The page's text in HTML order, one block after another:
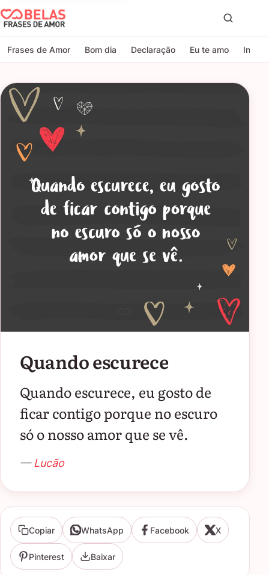
Belas Frases de Amor
Frases de Amor Bom dia Declaração Eu te amo
Quando escurece
Quando escurece, eu gosto de
ficar contigo porque no escuro
só o nosso amor que se vê.
— Lucão
Copiar WhatsApp Facebook X
Pinterest Baixar